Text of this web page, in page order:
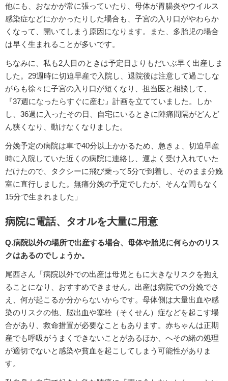
他にも、おなかが常に張っていたり、母体が胃腸炎やウイルス
感染症などにかかったりした場合も、子宮の入り口がやわらか
くなって、開いてしまう原因になります。また、多胎児の場合
は早く生まれることが多いです。
ちなみに、私も2人目のときは予定日よりもだいぶ早く出産しま
した。29週時に切迫早産で入院し、退院後は注意して過ごしな
がらも徐々に子宮の入り口が短くなり、担当医と相談して、
『37週になったらすぐに産む』計画を立てていました。しか
し、36週に入ったその日、自宅にいるときに陣痛間隔がどんど
ん狭くなり、動けなくなりました。
分娩予定の病院は車で40分以上かかるため、急きょ、切迫早産
時に入院していた近くの病院に連絡し、運よく受け入れていた
だけたので、タクシーに飛び乗って5分で到着し、そのまま分娩
室に直行しました。無痛分娩の予定でしたが、そんな間もなく
15分で生まれました」
病院に電話、タオルを大量に用意
Q.病院以外の場所で出産する場合、母体や胎児に何らかのリス
クはあるのでしょうか。
尾西さん「病院以外での出産は母児ともに大きなリスクを抱え
ることになり、おすすめできません。出産は病院での分娩でさ
え、何が起こるか分からないからです。母体側は大量出血や感
染のリスクの他、脳出血や塞栓（そくせん）症などを起こす場
合があり、救命措置が必要なこともあります。赤ちゃんは正期
産でも呼吸がうまくできないことがあるほか、へその緒の処理
が適切でないと感染や貧血を起こしてしまう可能性がありま
す。